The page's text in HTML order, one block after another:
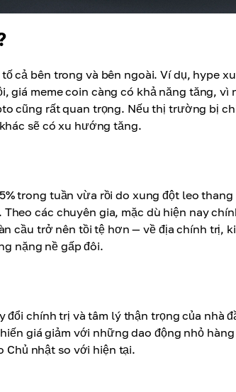
cả bên trong và bên ngoài. Ví dụ, hype
giá meme coin càng có khả năng tăng, vì
cũng rất quan trọng. Nếu thị trường bị
sẽ có xu hướng tăng.
trong tuần vừa rồi do xung đột leo thang
các chuyên gia, mặc dù hiện nay
cầu trở nên tồi tệ hơn — về địa chính trị,
nặng nề gấp đôi.
đổi chính trị và tâm lý thận trọng của nhà
giá giảm với những dao động nhỏ hàng
Chủ nhật so với hiện tại.